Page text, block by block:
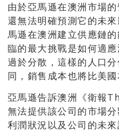
由於亞馬遜在澳洲市場
還無法明確預測它的未
馬遜在澳洲建立供應鏈
臨的最大挑戰是如何適
過於分散，這樣的人口
同，銷售成本也將比美國
亞馬遜告訴澳洲《衛報
無法提供該公司的市場
利潤狀況以及公司的未來